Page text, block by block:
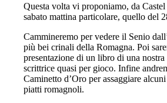
Questa volta vi proponiamo, da
sabato mattina particolare, quello del
Cammineremo per vedere il Senio
più bei crinali della Romagna. Poi
presentazione di un libro di una nostra
scrittrice quasi per gioco. Infine
Caminetto d’Oro per assaggiare
piatti romagnoli.